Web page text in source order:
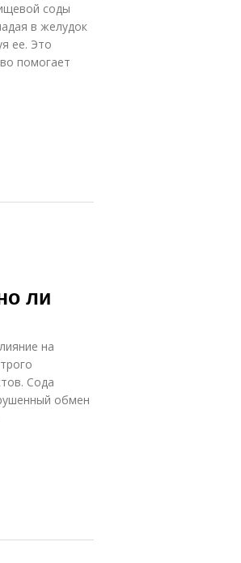
соды
в желудок
ее. Это
помогает
ли
на
Сода
обмен